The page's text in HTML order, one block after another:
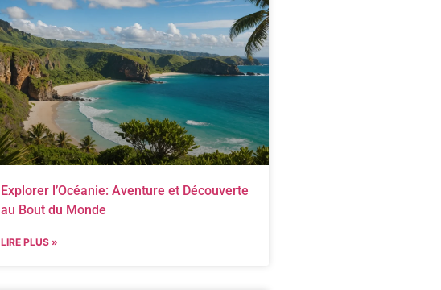
Explorer l’Océanie: Aventure et Découverte
au Bout du Monde
LIRE PLUS »